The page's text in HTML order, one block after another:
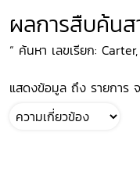
ผลการสืบค้นส
“ ค้นหา เลขเรียก:
แสดงข้อมูล ถึง รายการ